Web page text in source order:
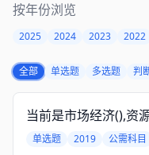
按年份浏览
2025 2024 2023 2022
全部 单选题 多选题 判
当前是市场经济(),资
单选题 2019 公需科目